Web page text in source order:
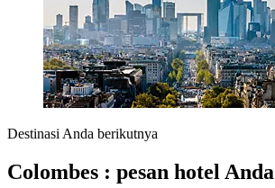
Destinasi Anda berikutnya
Colombes : pesan hotel Anda